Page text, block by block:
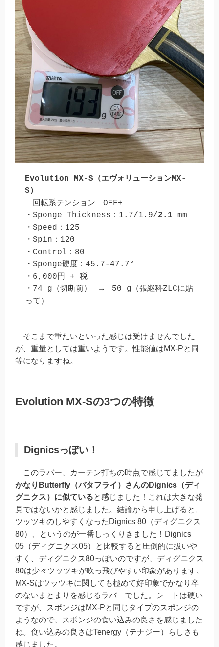
Evolution MX-S（エヴォリューションMX-
S）
回転系テンション　OFF+
・Sponge Thickness：1.7/1.9/2.1 mm
・Speed：125
・Spin：120
・Control：80
・Sponge硬度：45.7-47.7°
・6,000円 + 税
・74 g（切断前）　→　50 g（張継科ZLCに貼
って）
そこまで重たいといった感じは受けませんでした
が、重量としては重いようです。性能値はMX-Pと同
等になりますね。
Evolution MX-Sの3つの特徴
Dignicsっぽい！
このラバー、カーテン打ちの時点で感じてましたが
かなりButterfly（バタフライ）さんのDignics（ディ
グニクス）に似ていると感じました！これは大きな発
見ではないかと感じました。結論から申し上げると、
ツッツキのしやすくなったDignics 80（ディグニクス
80）
、というのが一番しっくりきました！ Dignics
05（ディグニクス05）と比較すると圧倒的に扱いや
すく、ディグニクス80っぽいのですが、ディグニクス
80は少々ツッツキが吹っ飛びやすい印象があります。
MX-Sはツッツキに関しても極めて好印象でかなり卒
のないまとまりを感じるラバーでした。
シートは硬い
ですが、スポンジはMX-Pと同じタイプのスポンジの
ようなので、スポンジの食い込みの良さを感じました
ね。食い込みの良さはTenergy（テナジー）らしさも
感じました。